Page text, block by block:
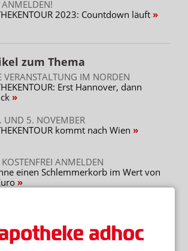
ANMELDEN!
2023: Countdown läuft
zum Thema
VERANSTALTUNG IM NORDEN
Erst Hannover, dann
UND 5. NOVEMBER
kommt nach Wien
KOSTENFREI ANMELDEN
einen Schlemmerkorb im Wert von